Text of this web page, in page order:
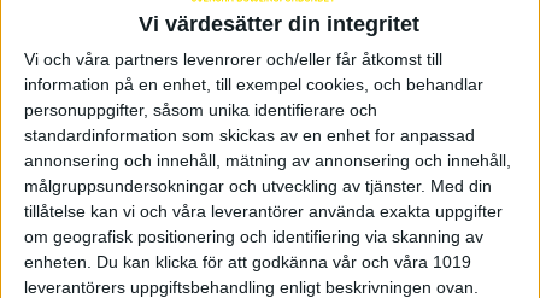
Vi värdesätter din integritet
Vi och våra partners levenrorer och/eller får åtkomst till
information på en enhet, till exempel cookies, och behandlar
personuppgifter, såsom unika identifierare och
standardinformation som skickas av en enhet for anpassad
annonsering och innehåll, mätning av annonsering och innehåll,
målgruppsundersokningar och utveckling av tjänster. Med din
tillåtelse kan vi och våra leverantörer använda exakta uppgifter
om geografisk positionering och identifiering via skanning av
enheten. Du kan klicka för att godkänna vår och våra 1019
leverantörers uppgiftsbehandling enligt beskrivningen ovan.
Förbundet
Utbildning
Senast uppdaterad:26-05-14 avTim Davidsson